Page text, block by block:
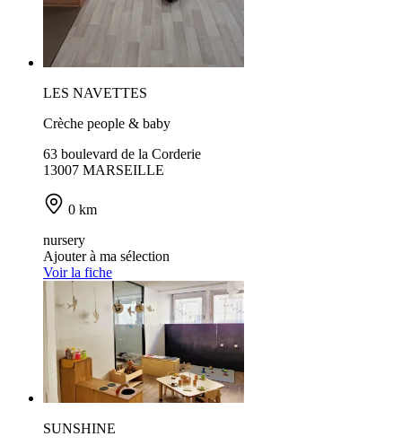
LES NAVETTES
Crèche people & baby
63 boulevard de la Corderie
13007 MARSEILLE
0 km
nursery
Ajouter à ma sélection
Voir la fiche
SUNSHINE